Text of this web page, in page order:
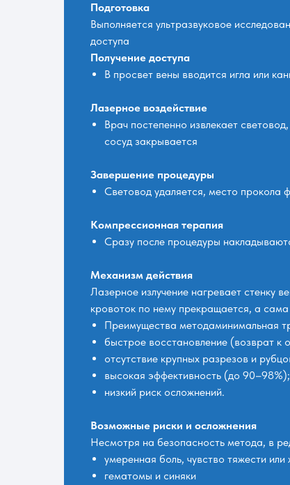
Подготовка
Выполняется ультразвуковое
доступа
Получение доступа
В просвет вены вводится игла или
Лазерное воздействие
Врач постепенно извлекает
сосуд закрывается
Завершение процедуры
Световод удаляется, место прокола
Компрессионная терапия
Сразу после процедуры
Механизм действия
Лазерное излучение нагревает стенку
кровоток по нему прекращается, а
Преимущества методаминимальная
быстрое восстановление (возврат к
отсутствие крупных разрезов и
высокая эффективность (до 90–98%);
низкий риск осложнений.
Возможные риски и осложнения
Несмотря на безопасность метода, в
умеренная боль, чувство тяжести или
гематомы и синяки